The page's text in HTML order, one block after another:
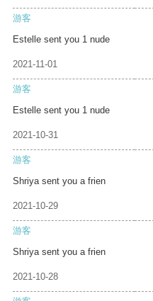
游客
Estelle sent you 1 nude
2021-11-01
游客
Estelle sent you 1 nude
2021-10-31
游客
Shriya sent you a frien
2021-10-29
游客
Shriya sent you a frien
2021-10-28